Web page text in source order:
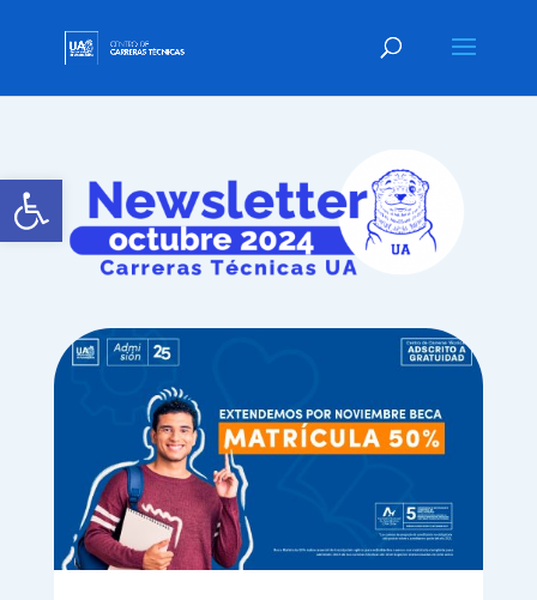
Abrir barra de herramientas